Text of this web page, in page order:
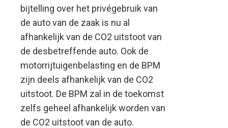
bijtelling over het privégebruik van
de auto van de zaak is nu al
afhankelijk van de CO2 uitstoot van
de desbetreffende auto. Ook de
motorrijtuigenbelasting en de BPM
zijn deels afhankelijk van de CO2
uitstoot. De BPM zal in de toekomst
zelfs geheel afhankelijk worden van
de CO2 uitstoot van de auto.